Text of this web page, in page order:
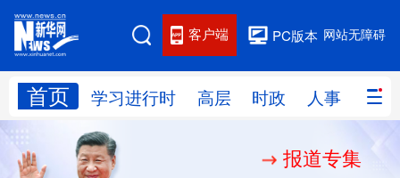
网站无障碍
PC版本
客户端
首页 学习进行时 高层 时政 人事 国际
网站地图
学习进行时 人事
报道专集